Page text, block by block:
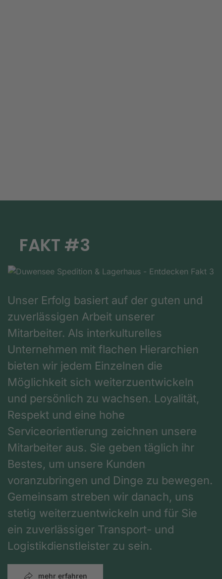
FAKT #3
Unser Erfolg basiert auf der guten und
zuverlässigen Arbeit unserer
Mitarbeiter. Als interkulturelles
Unternehmen mit flachen Hierarchien
bieten wir jedem Einzelnen die
Möglichkeit sich weiterzuentwickeln
und persönlich zu wachsen. Loyalität,
Respekt und eine hohe
Serviceorientierung zeichnen unsere
Mitarbeiter aus. Sie geben täglich ihr
Bestes, um unsere Kunden
voranzubringen und Dinge zu bewegen.
Gemeinsam streben wir danach, uns
stetig weiterzuentwickeln und für Sie
ein zuverlässiger Transport- und
Logistikdienstleister zu sein.
mehr erfahren